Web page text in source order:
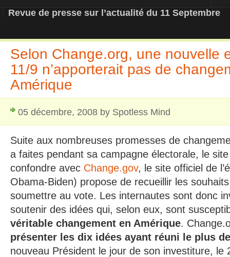
REOPEN911 – NEWS
Revue de presse sur l’actualité du 11 Septembre
Selon Change.org, une nouvelle
11/9 n’apporterait pas de
Amérique
05 décembre, 2008 by Spotless Mind
Suite aux nombreuses promesses de
a faites pendant sa campagne électorale, le
confondre avec Change.gov, le site officiel de
Obama-Biden) propose de recueillir les
soumettre au vote. Les internautes sont donc
soutenir des idées qui, selon eux, sont
véritable changement en Amérique.
présenter les dix idées ayant réuni le plus
nouveau Président le jour de son investiture, le